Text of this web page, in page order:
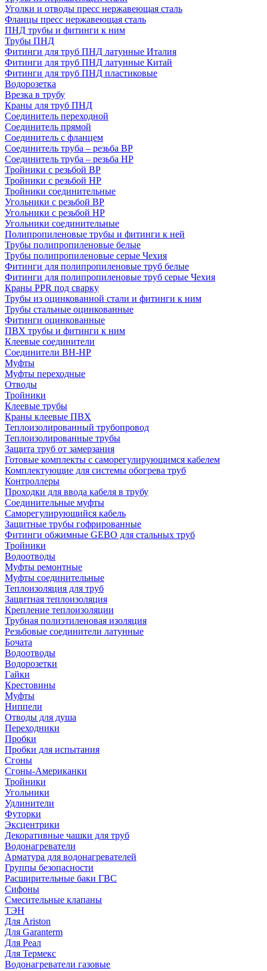
Уголки и отводы пресс нержавеющая сталь
Фланцы пресс нержавеющая сталь
ПНД трубы и фитинги к ним
Трубы ПНД
Фитинги для труб ПНД латунные Италия
Фитинги для труб ПНД латунные Китай
Фитинги для труб ПНД пластиковые
Водорозетка
Врезка в трубу
Краны для труб ПНД
Соединитель переходной
Соединитель прямой
Соединитель с фланцем
Соединитель труба – резьба ВР
Соединитель труба – резьба НР
Тройники с резьбой ВР
Тройники с резьбой НР
Тройники соединительные
Угольники с резьбой ВР
Угольники с резьбой НР
Угольники соединительные
Полипропиленовые трубы и фитинги к ней
Трубы полипропиленовые белые
Трубы полипропиленовые серые Чехия
Фитинги для полипропиленовые труб белые
Фитинги для полипропиленовые труб серые Чехия
Краны PPR под сварку
Трубы из оцинкованной стали и фитинги к ним
Трубы стальные оцинкованные
Фитинги оцинкованные
ПВХ трубы и фитинги к ним
Клеевые соединители
Соединители ВН-НР
Муфты
Муфты переходные
Отводы
Тройники
Клеевые трубы
Краны клеевые ПВХ
Теплоизолированный трубопровод
Теплоизолированные трубы
Защита труб от замерзания
Готовые комплекты с саморегулирующимся кабелем
Комплектующие для системы обогрева труб
Контроллеры
Проходки для ввода кабеля в трубу
Соединительные муфты
Саморегулирующийся кабель
Защитные трубы гофрированные
Фитинги обжимные GEBO для стальных труб
Тройники
Водоотводы
Муфты ремонтные
Муфты соединительные
Теплоизоляция для труб
Защитная теплоизоляция
Крепление теплоизоляции
Трубная полиэтиленовая изоляция
Резьбовые соединители латунные
Бочата
Водоотводы
Водорозетки
Гайки
Крестовины
Муфты
Ниппели
Отводы для душа
Переходники
Пробки
Пробки для испытания
Сгоны
Сгоны-Американки
Тройники
Угольники
Удлинители
Футорки
Эксцентрики
Декоративные чашки для труб
Водонагреватели
Арматура для водонагревателей
Группы безопасности
Расширительные баки ГВС
Сифоны
Смесительные клапаны
ТЭН
Для Ariston
Для Garanterm
Для Реал
Для Термекс
Водонагреватели газовые